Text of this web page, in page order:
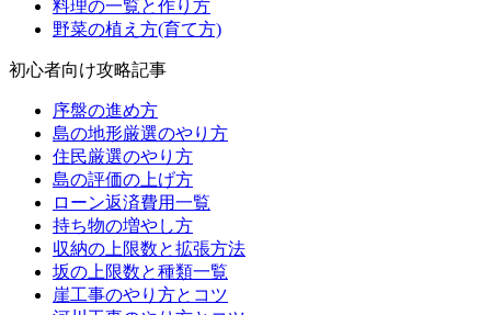
料理の一覧と作り方
野菜の植え方(育て方)
初心者向け攻略記事
序盤の進め方
島の地形厳選のやり方
住民厳選のやり方
島の評価の上げ方
ローン返済費用一覧
持ち物の増やし方
収納の上限数と拡張方法
坂の上限数と種類一覧
崖工事のやり方とコツ